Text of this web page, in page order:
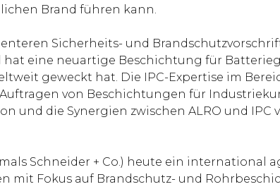
Brand führen kann.
Sicherheits- und
eine neuartige Beschichtung für
geweckt hat. Die IPC-Expertise im
von Beschichtungen für
und die Synergien zwischen ALRO und IPC
Schneider + Co.) heute ein international
mit Fokus auf Brandschutz- und